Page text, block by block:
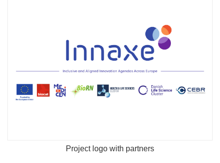
Project logo with partners